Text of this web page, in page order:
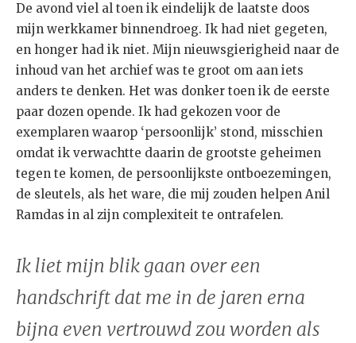
De avond viel al toen ik eindelijk de laatste doos
mijn werkkamer binnendroeg. Ik had niet gegeten,
en honger had ik niet. Mijn nieuwsgierigheid naar de
inhoud van het archief was te groot om aan iets
anders te denken. Het was donker toen ik de eerste
paar dozen opende. Ik had gekozen voor de
exemplaren waarop ‘persoonlijk’ stond, misschien
omdat ik verwachtte daarin de grootste geheimen
tegen te komen, de persoonlijkste ontboezemingen,
de sleutels, als het ware, die mij zouden helpen Anil
Ramdas in al zijn complexiteit te ontrafelen.
Ik liet mijn blik gaan over een
handschrift dat me in de jaren erna
bijna even vertrouwd zou worden als